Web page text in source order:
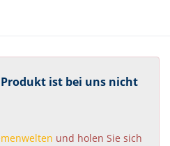
Produkt ist bei uns nicht
und holen Sie sich